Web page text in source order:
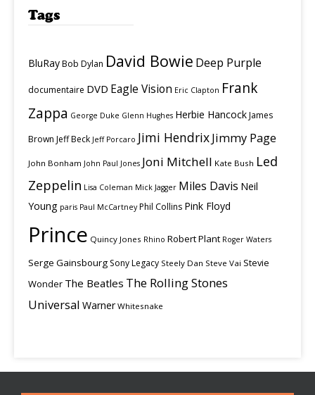
Tags
BluRayBob Dylan David Bowie Deep Purple
documentaire DVD Eagle Vision Eric Clapton Frank
Zappa George Duke Glenn Hughes Herbie HancockJames
Brown Jeff Beck Jeff Porcaro Jimi HendrixJimmy Page
John Bonham John Paul Jones Joni Mitchell Kate Bush Led
Zeppelin Lisa Coleman Mick Jagger Miles Davis Neil
Young paris Paul McCartney Phil Collins Pink Floyd
Prince Quincy Jones Rhino Robert Plant Roger Waters
Serge Gainsbourg Sony Legacy Steely Dan Steve Vai Stevie
Wonder The Beatles The Rolling Stones
Universal Warner Whitesnake